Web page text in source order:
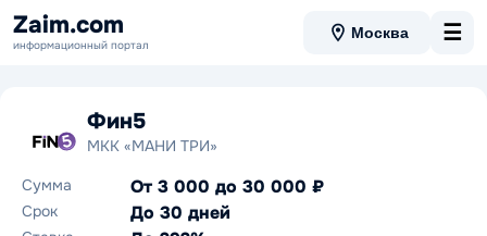
Zaim.com
информационный портал
Москва ☰
Фин5
МКК «МАНИ ТРИ»
Сумма
От 3 000 до 30 000 ₽
Срок До 30 дней